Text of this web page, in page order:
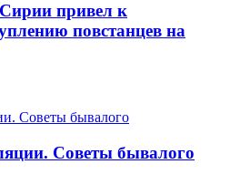
привел к
повстанцев на
Советы бывалого